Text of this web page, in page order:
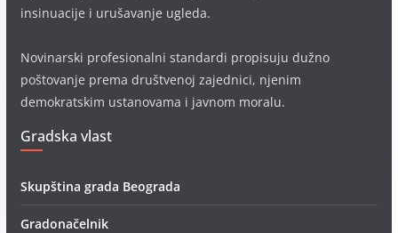
insinuacije i urušavanje ugleda.
Novinarski profesionalni standardi propisuju dužno
poštovanje prema društvenoj zajednici, njenim
demokratskim ustanovama i javnom moralu.
Gradska vlast
Skupština grada Beograda
Gradonačelnik